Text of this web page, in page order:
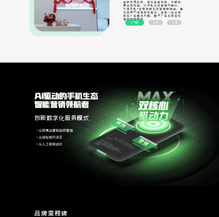
量的市场红利，依托自身优势，不断拓
展业务范围，以手机生态营销为核心，
打造手机+全媒体跨生态营销新领域，通
过自研产品信息流雷达，实现一站式信
息流广告解决方案，赋予广告主更高价
值的营销服务。
广州 北京 上海
创新数字化服务模式
从效果运营到品效营销
从经验到方法论
从人工到自动化
品牌里程碑